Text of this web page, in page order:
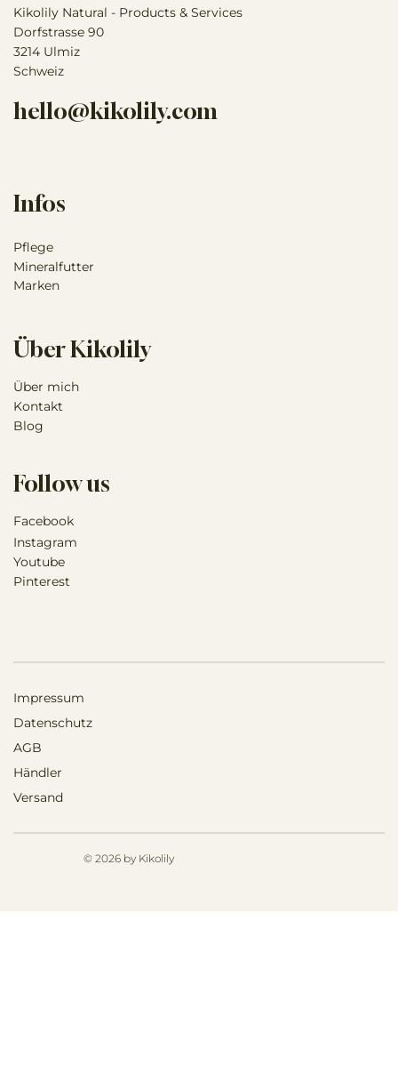
© 2026 by Kikolily
Impressum
Datenschutz
AGB
Händler
Versand
Kikolily Natural - Products & Services
Dorfstrasse 90
3214 Ulmiz
Schweiz
hello@kikolily.com
Follow us
Facebook
Instagram
Youtube
Pinterest
Infos
Pflege
Mineralfutter
Marken
Über Kikolily
Über mich
Kontakt
Blog